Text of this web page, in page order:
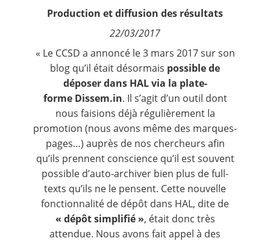
Contact
Nous suivre
Production et diffusion des résultats
22/03/2017
« Le CCSD a annoncé le 3 mars 2017 sur son
blog qu’il était désormais possible de
déposer dans HAL via la plate-
forme Dissem.in. Il s’agit d’un outil dont
nous faisions déjà régulièrement la
promotion (nous avons même des marques-
pages…) auprès de nos chercheurs afin
qu’ils prennent conscience qu’il est souvent
possible d’auto-archiver bien plus de full-
texts qu’ils ne le pensent. Cette nouvelle
fonctionnalité de dépôt dans HAL, dite de
« dépôt simplifié », était donc très
attendue. Nous avons fait appel à des